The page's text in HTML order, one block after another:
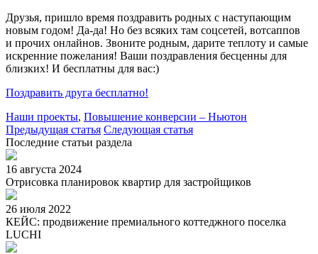
Друзья, пришло время поздравить родных с наступающим
новым годом! Да-да! Но без всяких там соцсетей, вотсаппов
и прочих онлайнов. Звоните родным, дарите теплоту и самые
искренние пожелания! Ваши поздравления бесценны для
близких! И бесплатны для вас:)
Поздравить друга бесплатно!
Наши проекты, Повышение конверсии – Ньютон
Предыдущая статья Следующая статья
Последние статьи раздела
16 августа 2024
Отрисовка планировок квартир для застройщиков
26 июля 2022
КЕЙС: продвижение премиального коттеджного поселка
LUCHI